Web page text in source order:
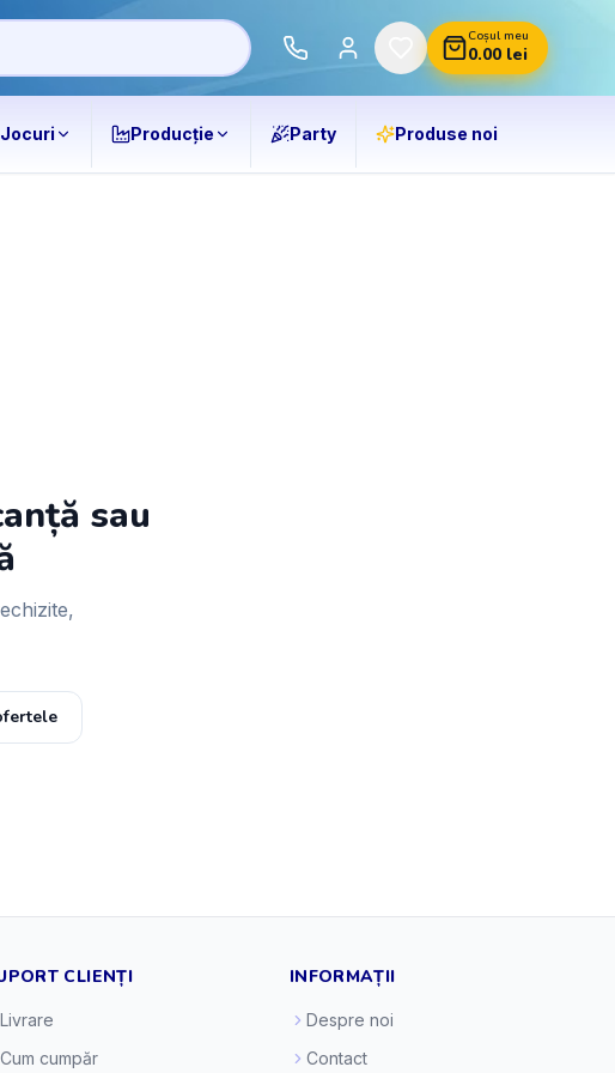
Coșul meu
0.00lei
Jocuri Producție Party Produse noi
sau
CLIENȚI
Livrare
Cum cumpăr
INFORMAȚII
Despre noi
Contact